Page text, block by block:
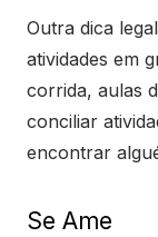
Outra dica
atividades em
corrida, aulas
conciliar
encontrar
Se Ame